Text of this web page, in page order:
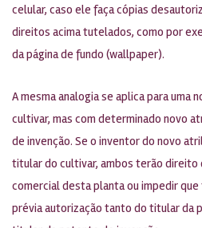
celular, caso ele faça cópias
direitos acima tutelados, como por
da página de fundo (wallpaper).
A mesma analogia se aplica para uma
cultivar, mas com determinado novo
de invenção. Se o inventor do novo
titular do cultivar, ambos terão
comercial desta planta ou impedir
prévia autorização tanto do titular da